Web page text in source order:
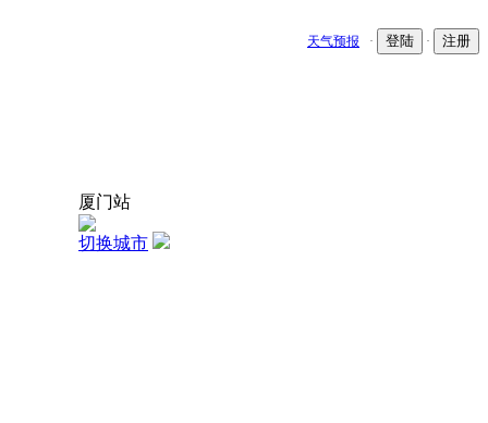
天气预报 · 登陆 · 注册
厦门站
切换城市